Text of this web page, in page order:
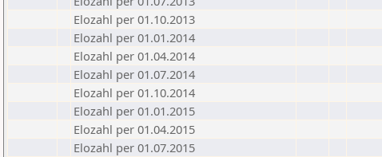
Elozahl per 01.10.2013
Elozahl per 01.01.2014
Elozahl per 01.04.2014
Elozahl per 01.07.2014
Elozahl per 01.10.2014
Elozahl per 01.01.2015
Elozahl per 01.04.2015
Elozahl per 01.07.2015